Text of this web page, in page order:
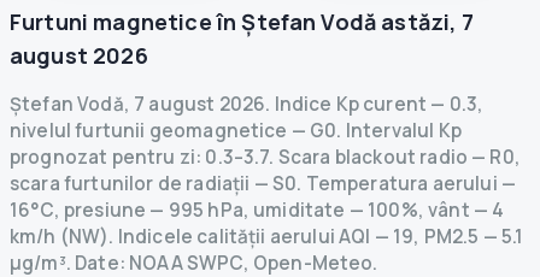
Furtuni magnetice în Ștefan Vodă astăzi, 7
august 2026
Ștefan Vodă, 7 august 2026. Indice Kp curent — 0.3,
nivelul furtunii geomagnetice — G0. Intervalul Kp
prognozat pentru zi: 0.3–3.7. Scara blackout radio — R0,
scara furtunilor de radiații — S0. Temperatura aerului —
16°C, presiune — 995 hPa, umiditate — 100%, vânt — 4
km/h (NW). Indicele calității aerului AQI — 19, PM2.5 — 5.1
µg/m³. Date: NOAA SWPC, Open-Meteo.